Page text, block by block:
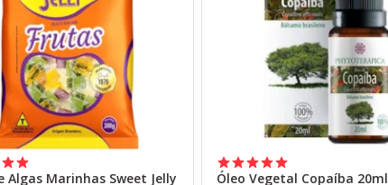
Algas Marinhas Sweet Jelly
Óleo Vegetal Copaíba 20ml